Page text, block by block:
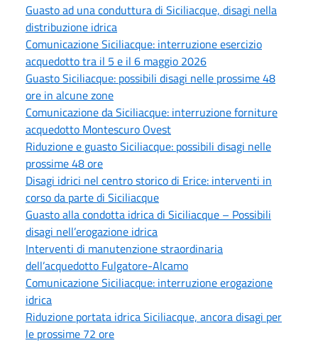
Guasto ad una conduttura di Siciliacque, disagi nella
distribuzione idrica
Comunicazione Siciliacque: interruzione esercizio
acquedotto tra il 5 e il 6 maggio 2026
Guasto Siciliacque: possibili disagi nelle prossime 48
ore in alcune zone
Comunicazione da Siciliacque: interruzione forniture
acquedotto Montescuro Ovest
Riduzione e guasto Siciliacque: possibili disagi nelle
prossime 48 ore
Disagi idrici nel centro storico di Erice: interventi in
corso da parte di Siciliacque
Guasto alla condotta idrica di Siciliacque – Possibili
disagi nell’erogazione idrica
Interventi di manutenzione straordinaria
dell’acquedotto Fulgatore-Alcamo
Comunicazione Siciliacque: interruzione erogazione
idrica
Riduzione portata idrica Siciliacque, ancora disagi per
le prossime 72 ore